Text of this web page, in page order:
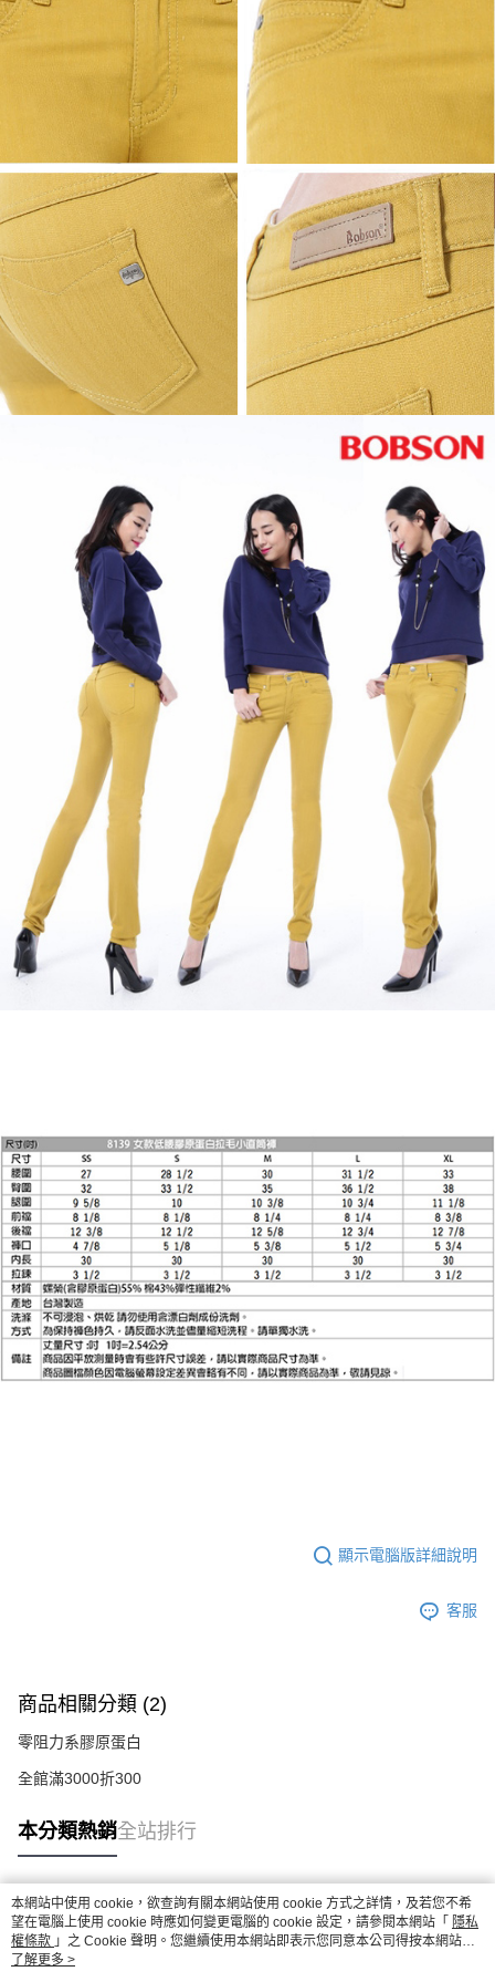
顯示電腦版詳細說明
客服
商品相關分類 (2)
零阻力系膠原蛋白
全館滿3000折300
本分類熱銷全站排行
熱門標籤
本網站中使用 cookie，欲查詢有關本網站使用 cookie 方式之詳情，及若您不希
望在電腦上使用 cookie 時應如何變更電腦的 cookie 設定，請參閱本網站「 隱私
權條款 」之 Cookie 聲明。您繼續使用本網站即表示您同意本公司得按本網站使
用條款之 Cookie 聲明使用 cookie。
了解更多 >